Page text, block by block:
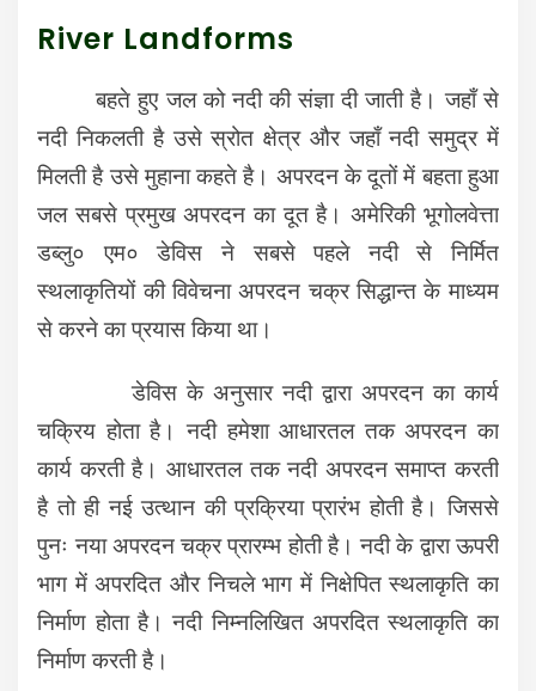
River Landforms
बहते हुए जल को नदी की संज्ञा दी जाती है। जहाँ से
नदी निकलती है उसे स्रोत क्षेत्र और जहाँ नदी समुद्र में
मिलती है उसे मुहाना कहते है। अपरदन के दूतों में बहता हुआ
जल सबसे प्रमुख अपरदन का दूत है। अमेरिकी भूगोलवेत्ता
डब्लु० एम० डेविस ने सबसे पहले नदी से निर्मित
स्थलाकृतियों की विवेचना अपरदन चक्र सिद्धान्त के माध्यम
से करने का प्रयास किया था।
डेविस के अनुसार नदी द्वारा अपरदन का कार्य
चक्रिय होता है। नदी हमेशा आधारतल तक अपरदन का
कार्य करती है। आधारतल तक नदी अपरदन समाप्त करती
है तो ही नई उत्थान की प्रक्रिया प्रारंभ होती है। जिससे
पुनः नया अपरदन चक्र प्रारम्भ होती है। नदी के द्वारा ऊपरी
भाग में अपरदित और निचले भाग में निक्षेपित स्थलाकृति का
निर्माण होता है। नदी निम्नलिखित अपरदित स्थलाकृति का
निर्माण करती है।